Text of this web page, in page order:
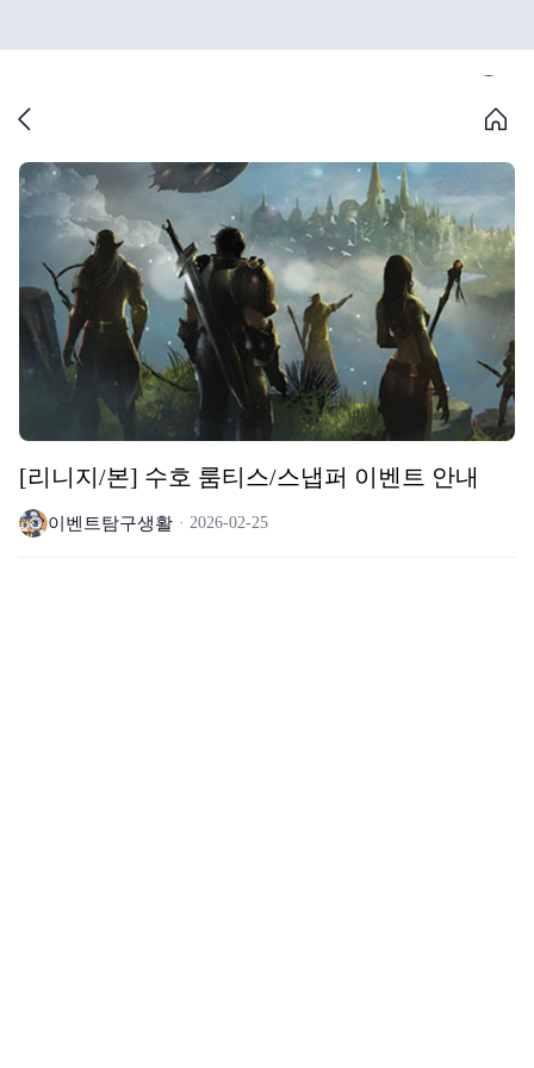
[리니지/본] 수호 룸티스/스냅퍼 이벤트 안내
이벤트탐구생활 2026-02-25